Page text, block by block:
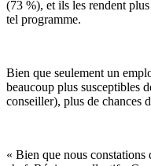
(73 %), et ils les rendent
tel programme.
Bien que seulement un
beaucoup plus susceptibles
conseiller), plus de chances
« Bien que nous constations